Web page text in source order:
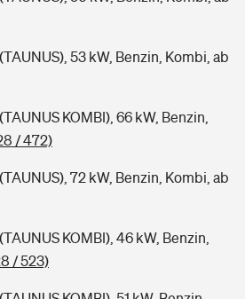
53 kW, Benzin, Kombi, ab
KOMBI), 66 kW, Benzin,
/ 472)
72 kW, Benzin, Kombi, ab
KOMBI), 46 kW, Benzin,
/ 523)